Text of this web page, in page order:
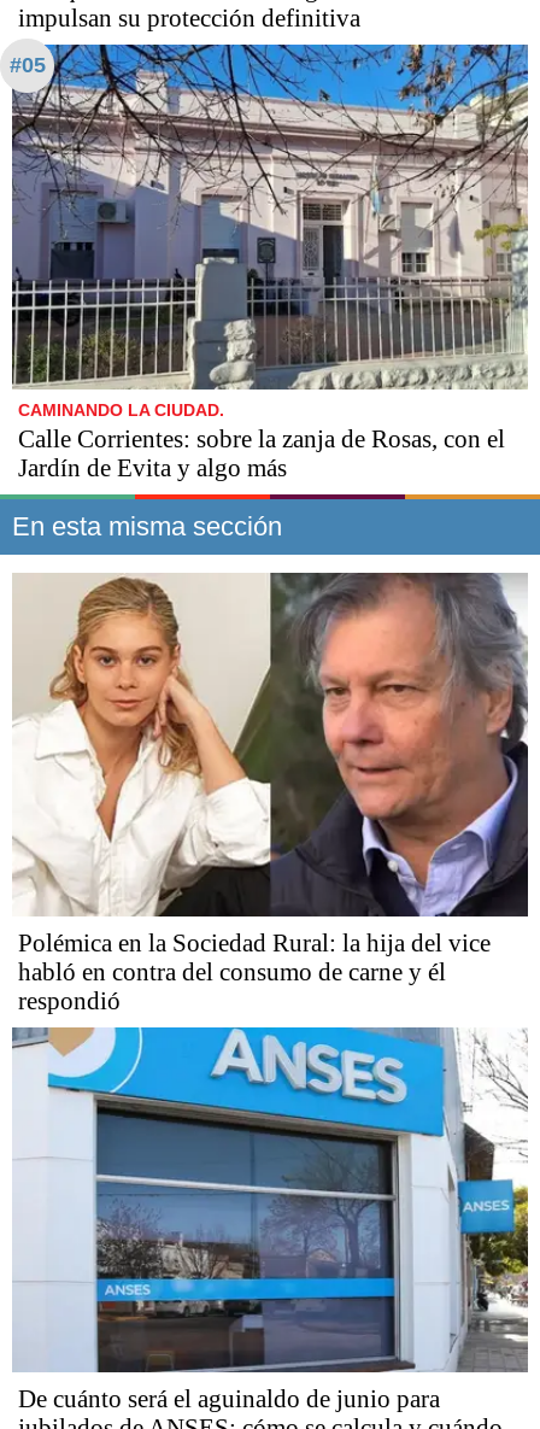
impulsan su protección definitiva
#05
CAMINANDO LA CIUDAD.
Calle Corrientes: sobre la zanja de Rosas, con el
Jardín de Evita y algo más
En esta misma sección
Polémica en la Sociedad Rural: la hija del vice
habló en contra del consumo de carne y él
respondió
De cuánto será el aguinaldo de junio para